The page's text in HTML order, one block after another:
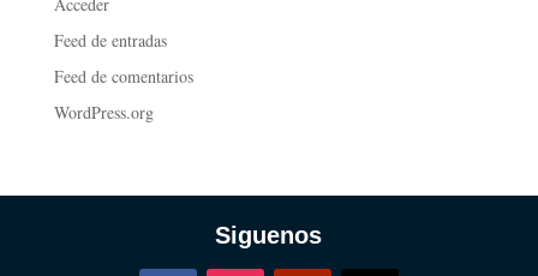
Feed de entradas
Feed de comentarios
WordPress.org
Siguenos